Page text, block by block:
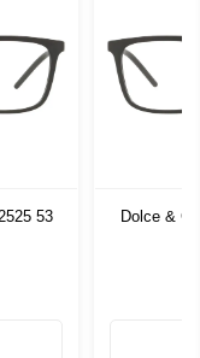
53
Dolce &